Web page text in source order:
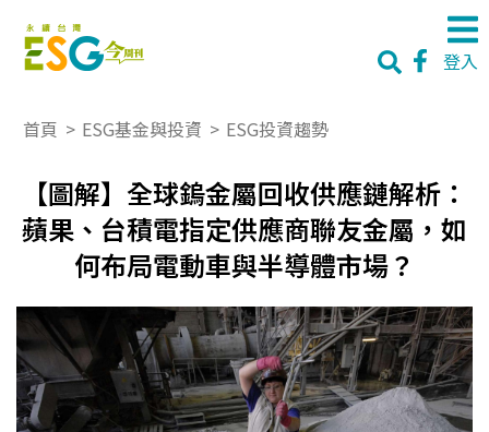
登入
首頁 > ESG基金與投資 > ESG投資趨勢
【圖解】全球鎢金屬回收供應鏈解析：
蘋果、台積電指定供應商聯友金屬，如
何布局電動車與半導體市場？